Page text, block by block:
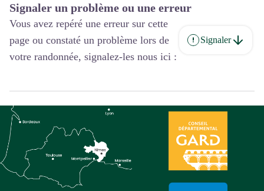
Signaler un problème ou une erreur
Vous avez repéré une erreur sur cette
page ou constaté un problème lors de
votre randonnée, signalez-les nous ici :
Signaler